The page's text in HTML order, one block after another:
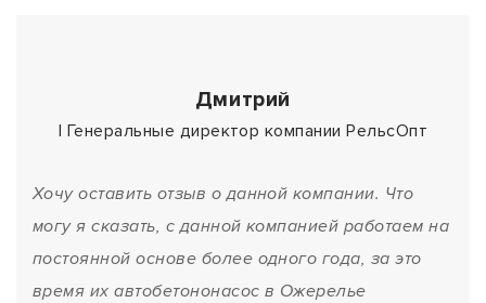
Дмитрий
| Генеральные директор компании РельсОпт
Хочу оставить отзыв о данной компании. Что
могу я сказать, с данной компанией работаем на
постоянной основе более одного года, за это
время их автобетононасос в Ожерелье